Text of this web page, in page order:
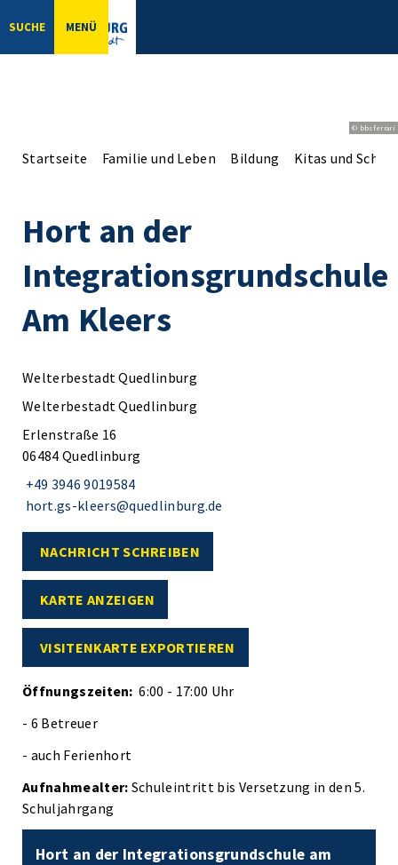
SUCHE MENÜ
© bbsferrari
Startseite Familie und Leben Bildung Kitas und
Hort an der
Integrationsgrundschule
Am Kleers
Welterbestadt Quedlinburg
Welterbestadt Quedlinburg
Erlenstraße 16
06484 Quedlinburg
+49 3946 9019584
hort.gs-kleers@quedlinburg.de
NACHRICHT SCHREIBEN
KARTE ANZEIGEN
VISITENKARTE EXPORTIEREN
Öffnungszeiten: 6:00 - 17:00 Uhr
- 6 Betreuer
- auch Ferienhort
Aufnahmealter: Schuleintritt bis Versetzung in den 5.
Schuljahrgang
Hort an der Integrationsgrundschule am